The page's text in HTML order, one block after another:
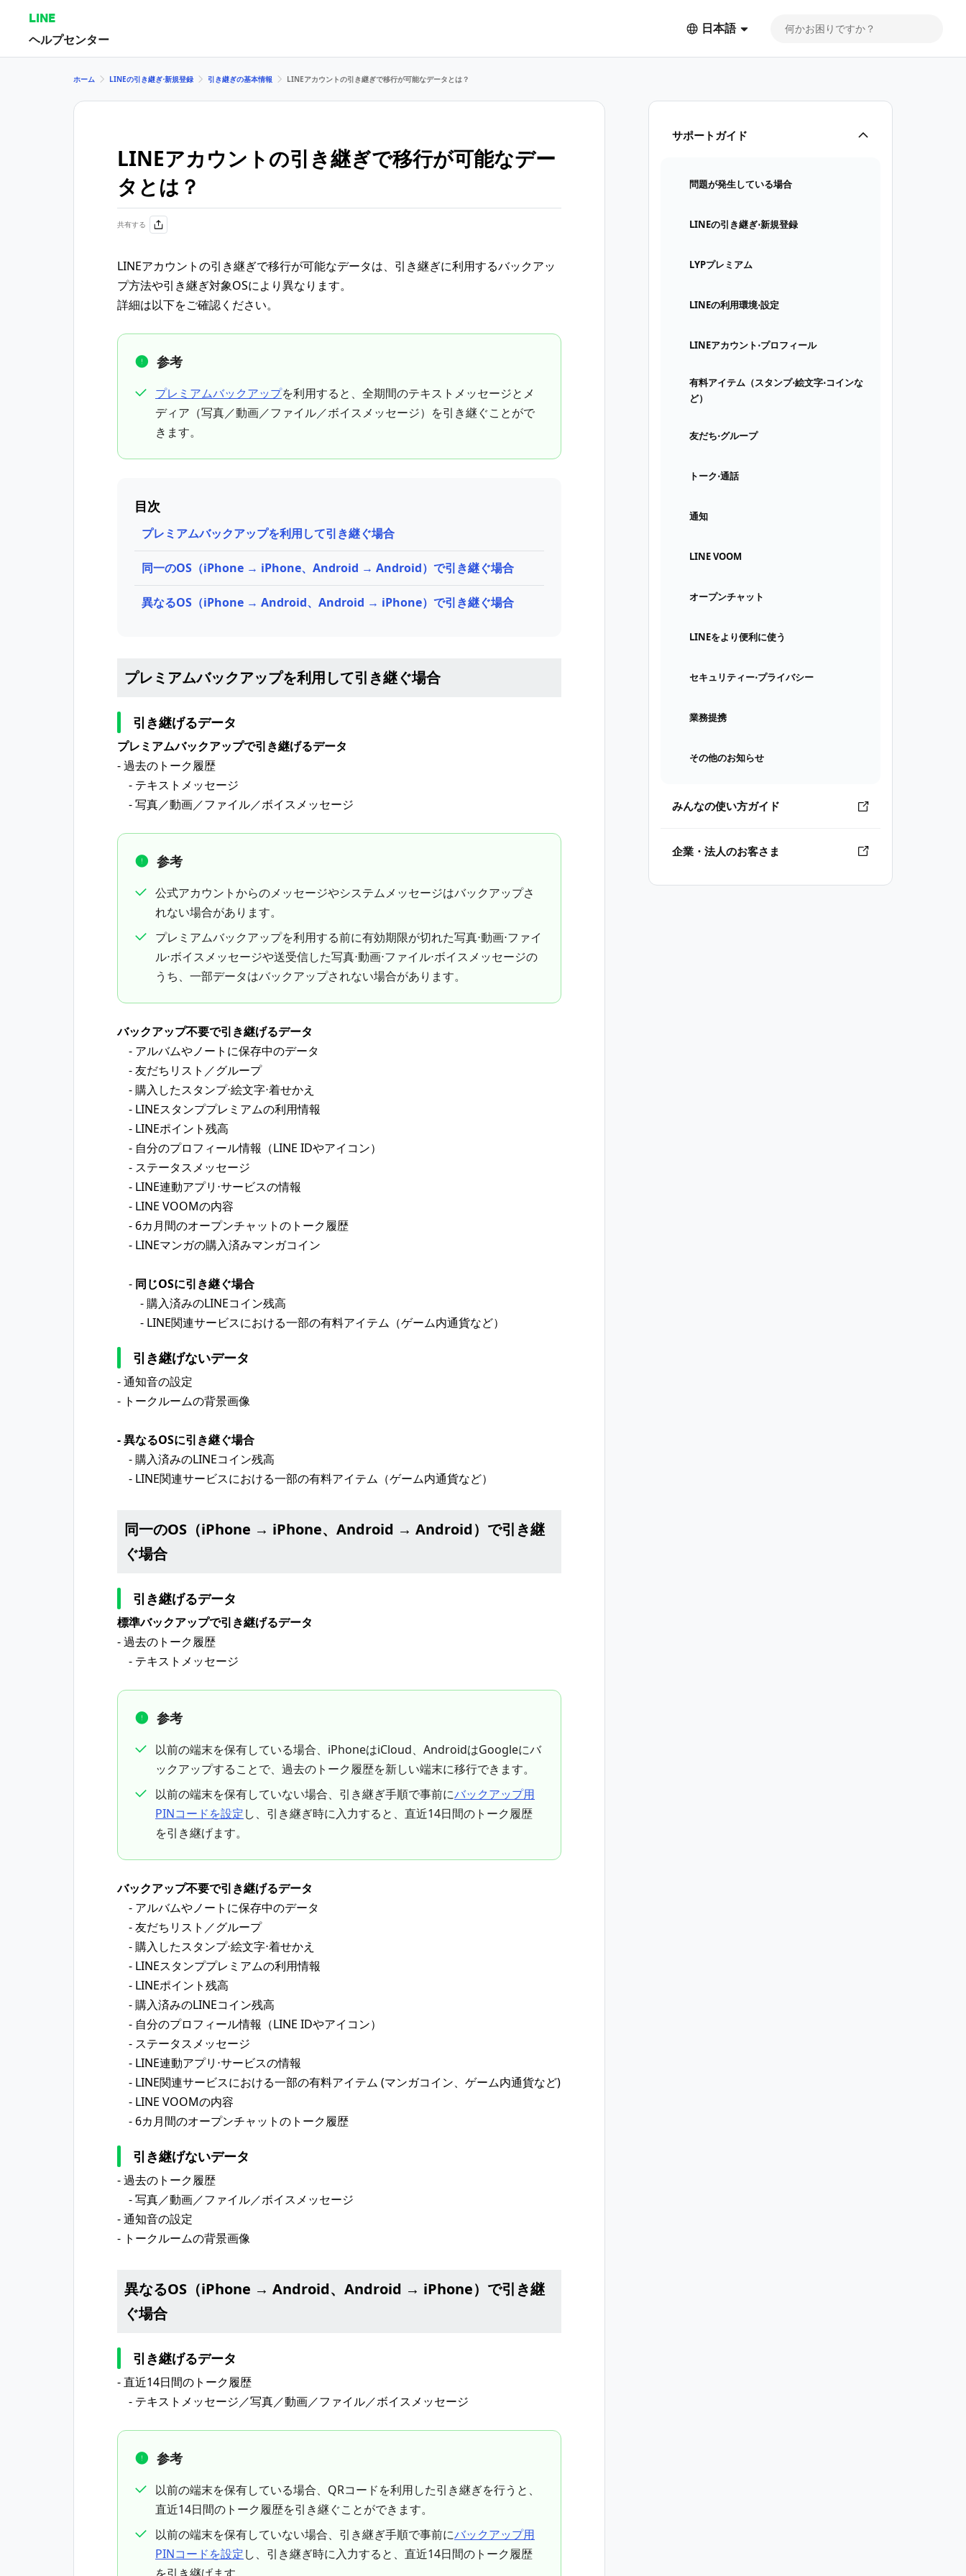
LINE
ヘルプセンター
日本語
サポートガイド
問題が発生している場合
LINEの引き継ぎ⋅新規登録
LYPプレミアム
LINEの利用環境⋅設定
LINEアカウント⋅プロフィール
有料アイテム（スタンプ⋅絵文字⋅コインな
ど）
友だち⋅グループ
トーク⋅通話
通知
LINE VOOM
オープンチャット
LINEをより便利に使う
セキュリティー⋅プライバシー
業務提携
その他のお知らせ
みんなの使い方ガイド
企業・法人のお客さま
ホーム LINEの引き継ぎ⋅新規登録 引き継ぎの基本情報 LINEアカウントの引き継ぎで移行が可能なデータとは？
LINEアカウントの引き継ぎで移行が可能なデー
タとは？
共有する
LINEアカウントの引き継ぎで移行が可能なデータは、引き継ぎに利用するバックアッ
プ方法や引き継ぎ対象OSにより異なります。
詳細は以下をご確認ください。
参考
プレミアムバックアップを利用すると、全期間のテキストメッセージとメ
ディア（写真／動画／ファイル／ボイスメッセージ）を引き継ぐことがで
きます。
目次
プレミアムバックアップを利用して引き継ぐ場合
同一のOS（iPhone → iPhone、Android → Android）で引き継ぐ場合
異なるOS（iPhone → Android、Android → iPhone）で引き継ぐ場合
プレミアムバックアップを利用して引き継ぐ場合
引き継げるデータ
プレミアムバックアップで引き継げるデータ
- 過去のトーク履歴
- テキストメッセージ
- 写真／動画／ファイル／ボイスメッセージ
参考
公式アカウントからのメッセージやシステムメッセージはバックアップさ
れない場合があります。
プレミアムバックアップを利用する前に有効期限が切れた写真⋅動画⋅ファイ
ル⋅ボイスメッセージや送受信した写真⋅動画⋅ファイル⋅ボイスメッセージの
うち、一部データはバックアップされない場合があります。
バックアップ不要で引き継げるデータ
- アルバムやノートに保存中のデータ
- 友だちリスト／グループ
- 購入したスタンプ⋅絵文字⋅着せかえ
- LINEスタンププレミアムの利用情報
- LINEポイント残高
- 自分のプロフィール情報（LINE IDやアイコン）
- ステータスメッセージ
- LINE連動アプリ⋅サービスの情報
- LINE VOOMの内容
- 6カ月間のオープンチャットのトーク履歴
- LINEマンガの購入済みマンガコイン
- 同じOSに引き継ぐ場合
- 購入済みのLINEコイン残高
- LINE関連サービスにおける一部の有料アイテム（ゲーム内通貨など）
引き継げないデータ
- 通知音の設定
- トークルームの背景画像
- 異なるOSに引き継ぐ場合
- 購入済みのLINEコイン残高
- LINE関連サービスにおける一部の有料アイテム（ゲーム内通貨など）
同一のOS（iPhone → iPhone、Android → Android）で引き継
ぐ場合
引き継げるデータ
標準バックアップで引き継げるデータ
- 過去のトーク履歴
- テキストメッセージ
参考
以前の端末を保有している場合、iPhoneはiCloud、AndroidはGoogleにバ
ックアップすることで、過去のトーク履歴を新しい端末に移行できます。
以前の端末を保有していない場合、引き継ぎ手順で事前にバックアップ用
PINコードを設定し、引き継ぎ時に入力すると、直近14日間のトーク履歴
を引き継げます。
バックアップ不要で引き継げるデータ
- アルバムやノートに保存中のデータ
- 友だちリスト／グループ
- 購入したスタンプ⋅絵文字⋅着せかえ
- LINEスタンププレミアムの利用情報
- LINEポイント残高
- 購入済みのLINEコイン残高
- 自分のプロフィール情報（LINE IDやアイコン）
- ステータスメッセージ
- LINE連動アプリ⋅サービスの情報
- LINE関連サービスにおける一部の有料アイテム (マンガコイン、ゲーム内通貨など)
- LINE VOOMの内容
- 6カ月間のオープンチャットのトーク履歴
引き継げないデータ
- 過去のトーク履歴
- 写真／動画／ファイル／ボイスメッセージ
- 通知音の設定
- トークルームの背景画像
異なるOS（iPhone → Android、Android → iPhone）で引き継
ぐ場合
引き継げるデータ
- 直近14日間のトーク履歴
- テキストメッセージ／写真／動画／ファイル／ボイスメッセージ
参考
以前の端末を保有している場合、QRコードを利用した引き継ぎを行うと、
直近14日間のトーク履歴を引き継ぐことができます。
以前の端末を保有していない場合、引き継ぎ手順で事前にバックアップ用
PINコードを設定し、引き継ぎ時に入力すると、直近14日間のトーク履歴